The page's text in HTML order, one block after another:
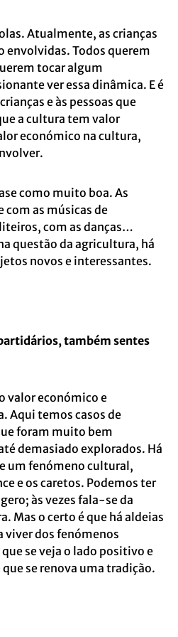
Atualmente, as crianças
envolvidas. Todos querem
tocar algum
ver essa dinâmica. E é
e às pessoas que
a cultura tem valor
económico na cultura,
como muito boa. As
as músicas de
com as danças…
questão da agricultura, há
novos e interessantes.
também sentes
valor económico e
Aqui temos casos de
foram muito bem
demasiado explorados. Há
um fenómeno cultural,
e os caretos. Podemos ter
às vezes fala-se da
Mas o certo é que há aldeias
viver dos fenómenos
se veja o lado positivo e
se renova uma tradição.